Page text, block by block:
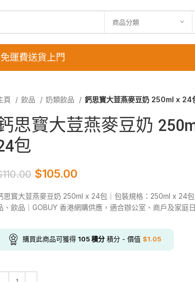
商品分類
運費送貨上門
頁 飲品 奶類飲品 鈣思寳大荳燕麥豆奶 250ml x 24
思寳大荳燕麥豆奶
包
110.00 $105.00
思寳大荳燕麥豆奶 250ml x 24包｜包裝規格：250ml x 24
、飲品｜GOBUY 香港網購供應，適合辦公室、商戶及家庭
購買此商品可獲得 105積分 積分 - 價值 $1.05